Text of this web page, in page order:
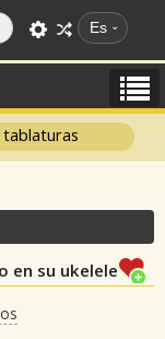
Es
en su ukelele